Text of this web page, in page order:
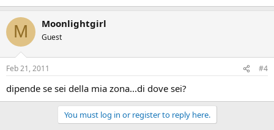
M Moonlightgirl
Guest
Feb 21, 2011 #4
dipende se sei della mia zona...di dove sei?
You must log in or register to reply here.